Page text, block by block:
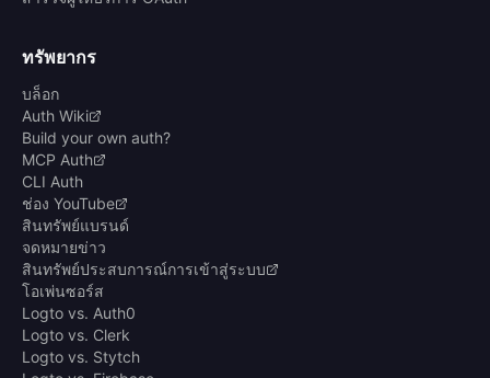
ทรัพยากร
บล็อก
Auth Wiki
Build your own auth?
MCP Auth
CLI Auth
ช่อง YouTube
สินทรัพย์แบรนด์
จดหมายข่าว
สินทรัพย์ประสบการณ์การเข้าสู่ระบบ
โอเพ่นซอร์ส
Logto vs. Auth0
Logto vs. Clerk
Logto vs. Stytch